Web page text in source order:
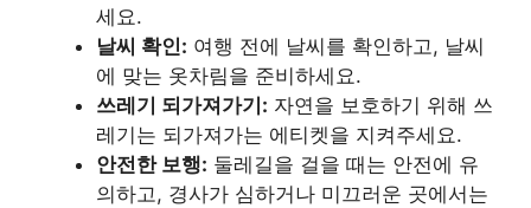
세요.
날씨 확인: 여행 전에 날씨를 확인하고, 날씨
에 맞는 옷차림을 준비하세요.
쓰레기 되가져가기: 자연을 보호하기 위해 쓰
레기는 되가져가는 에티켓을 지켜주세요.
안전한 보행: 둘레길을 걸을 때는 안전에 유
의하고, 경사가 심하거나 미끄러운 곳에서는